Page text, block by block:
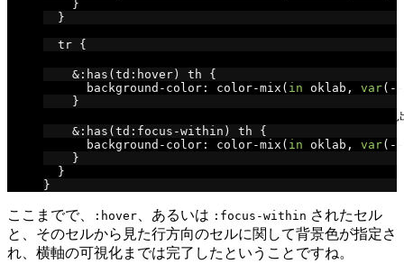
}
}
  tr
{
&: has (td : hover) th {
      background
- color : color-mix ( in oklab , var(--
}
/* :focus-within された td 要素からみて、行方向の見
&: has (td : focus -within ) th {
      background
- color : color-mix ( in oklab , var(--
}
}
}
ここまでで、 :hover 、あるいは :focus-within されたセル
と、そのセルから見た行方向のセルに関して背景色が指定さ
れ、横軸の可視化までは完了したということですね。